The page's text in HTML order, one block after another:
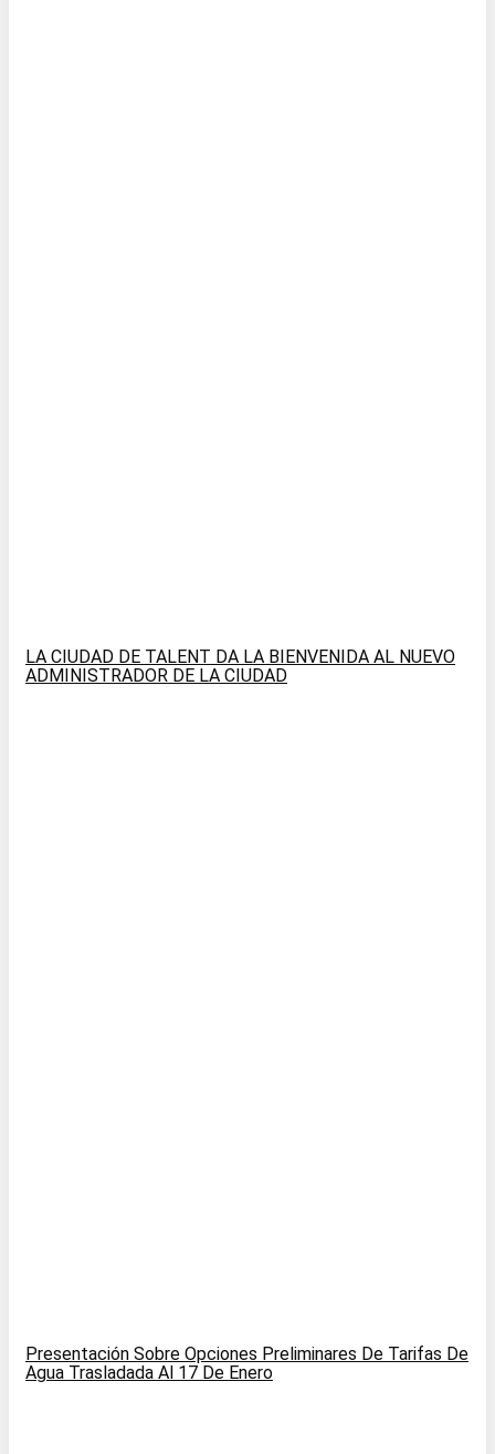
LA CIUDAD DE TALENT DA LA BIENVENIDA AL NUEVO
ADMINISTRADOR DE LA CIUDAD
Presentación Sobre Opciones Preliminares De Tarifas De
Agua Trasladada Al 17 De Enero